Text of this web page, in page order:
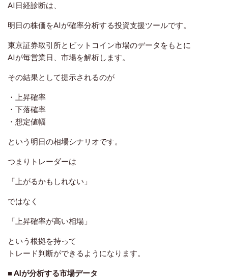
AI日経診断は、
明日の株価をAIが確率分析する投資支援ツールです。
東京証券取引所とビットコイン市場のデータをもとに
AIが毎営業日、市場を解析します。
その結果として提示されるのが
・上昇確率
・下落確率
・想定値幅
という 明日の相場シナリオです。
つまりトレーダーは
「上がるかもしれない」
ではなく
「上昇確率が高い相場」
という根拠を持って
トレード判断ができるようになります。
■ AIが分析する市場データ